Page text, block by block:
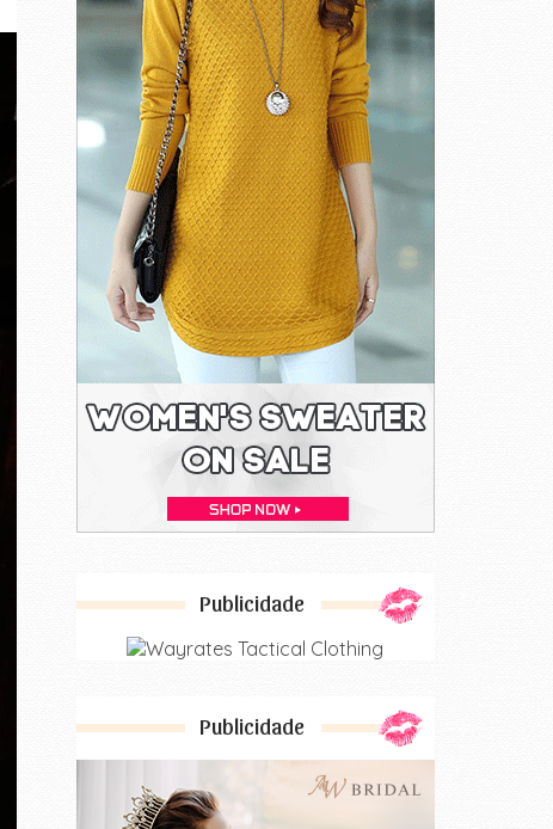
Publicidade
Publicidade